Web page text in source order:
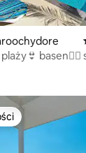
recenzji: 107
basen🏊‍♀️
z kategorii